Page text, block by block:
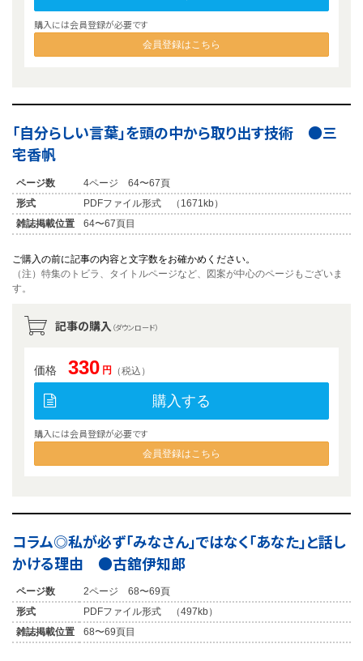
購入には会員登録が必要です
会員登録はこちら
「自分らしい言葉」を頭の中から取り出す技術 ●三
宅香帆
ページ数
4ページ 64〜67頁
形式
PDFファイル形式 （1671kb）
雑誌掲載位置
64〜67頁目
ご購入の前に記事の内容と文字数をお確かめください。
（注）特集のトビラ、タイトルページなど、図案が中心のページもございま
す。
記事の購入 （ダウンロード）
価格 330 円 （税込）
購入する
購入には会員登録が必要です
会員登録はこちら
コラム◎私が必ず「みなさん」ではなく「あなた」と話し
かける理由 ●古舘伊知郎
ページ数
2ページ 68〜69頁
形式
PDFファイル形式 （497kb）
雑誌掲載位置
68〜69頁目